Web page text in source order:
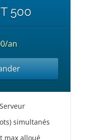
500
an
simultanés
max alloué